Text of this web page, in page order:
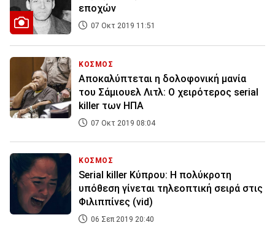
εποχών
07 Οκτ 2019 11:51
ΚΟΣΜΟΣ
Αποκαλύπτεται η δολοφονική μανία
του Σάμιουελ Λιτλ: Ο χειρότερος serial
killer των ΗΠΑ
07 Οκτ 2019 08:04
ΚΟΣΜΟΣ
Serial killer Κύπρου: Η πολύκροτη
υπόθεση γίνεται τηλεοπτική σειρά στις
Φιλιππίνες (vid)
06 Σεπ 2019 20:40